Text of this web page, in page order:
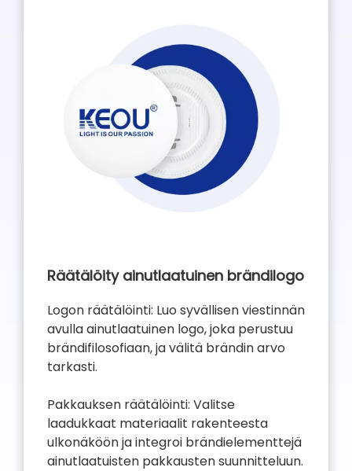
Räätälöity ainutlaatuinen brändilogo
Logon räätälöinti: Luo syvällisen viestinnän
avulla ainutlaatuinen logo, joka perustuu
brändifilosofiaan, ja välitä brändin arvo
tarkasti.
Pakkauksen räätälöinti: Valitse
laadukkaat materiaalit rakenteesta
ulkonäköön ja integroi brändielementtejä
ainutlaatuisten pakkausten suunnitteluun.